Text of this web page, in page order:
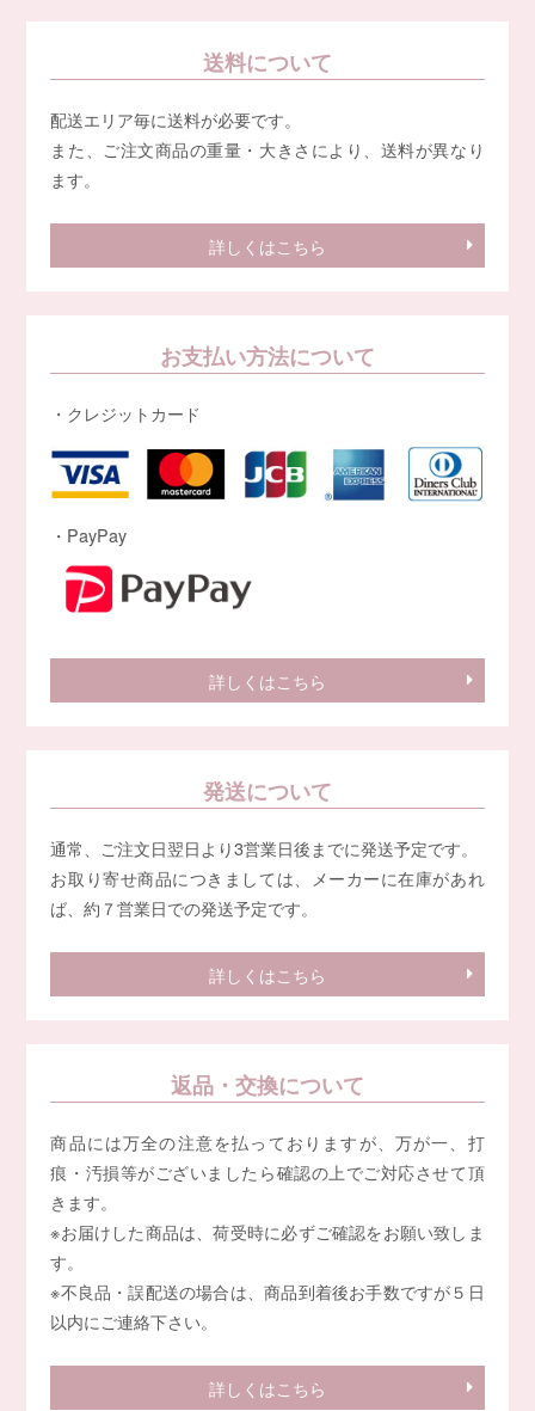
送料について
配送エリア毎に送料が必要です。
また、ご注文商品の重量・大きさにより、送料が異なり
ます。
詳しくはこちら
お支払い方法について
・クレジットカード
・PayPay
詳しくはこちら
発送について
通常、ご注文日翌日より3営業日後までに発送予定です。
お取り寄せ商品につきましては、メーカーに在庫があれ
ば、約７営業日での発送予定です。
詳しくはこちら
返品・交換について
商品には万全の注意を払っておりますが、万が一、打
痕・汚損等がございましたら確認の上でご対応させて頂
きます。
※お届けした商品は、荷受時に必ずご確認をお願い致しま
す。
※不良品・誤配送の場合は、商品到着後お手数ですが５日
以内にご連絡下さい。
詳しくはこちら